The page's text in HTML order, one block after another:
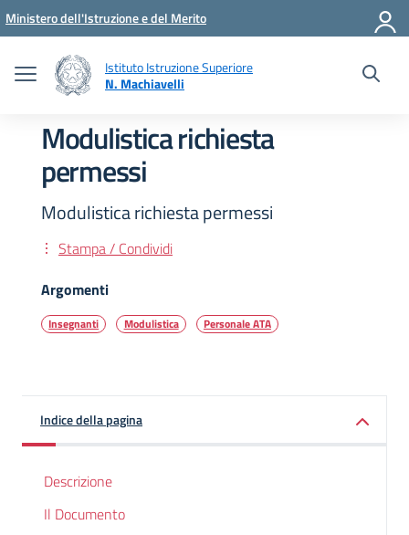
Vai ai contenuti
Vai al menu di navigazione
Vai al footer
Ministero dell'Istruzione e del Merito
Istituto Istruzione Superiore
N. Machiavelli
Modulistica richiesta
permessi
Modulistica richiesta permessi
Stampa / Condividi
Argomenti
Insegnanti Modulistica Personale ATA
Indice della pagina
Descrizione
Il Documento